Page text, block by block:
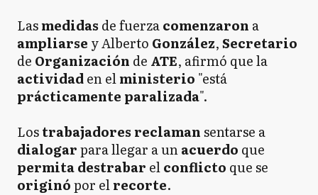
Lasmedidas de fuerzacomenzaron a
ampliarse y Alberto González,Secretario
de Organización de ATE, afirmó que la
actividaden elministerio "está
prácticamente paralizada".
Lostrabajadores reclamansentarse a
dialogarpara llegar a unacuerdo que
permitadestrabar elconflicto que se
originópor elrecorte.